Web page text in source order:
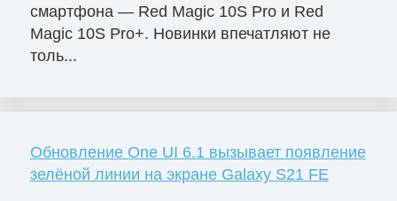
смартфона — Red Magic 10S Pro и Red
Magic 10S Pro+. Новинки впечатляют не
толь...
Обновление One UI 6.1 вызывает появление
зелёной линии на экране Galaxy S21 FE